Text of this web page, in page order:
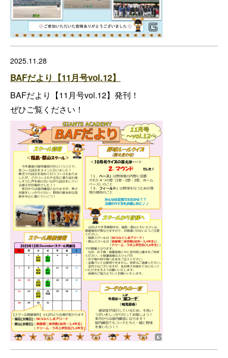
2025.11.28
BAFだより【11月号vol.12】
BAFだより【11月号vol.12】発刊！
ぜひご覧ください！